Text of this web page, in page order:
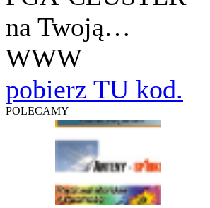
na Twoją…
WWW
pobierz TU kod.
POLECAMY